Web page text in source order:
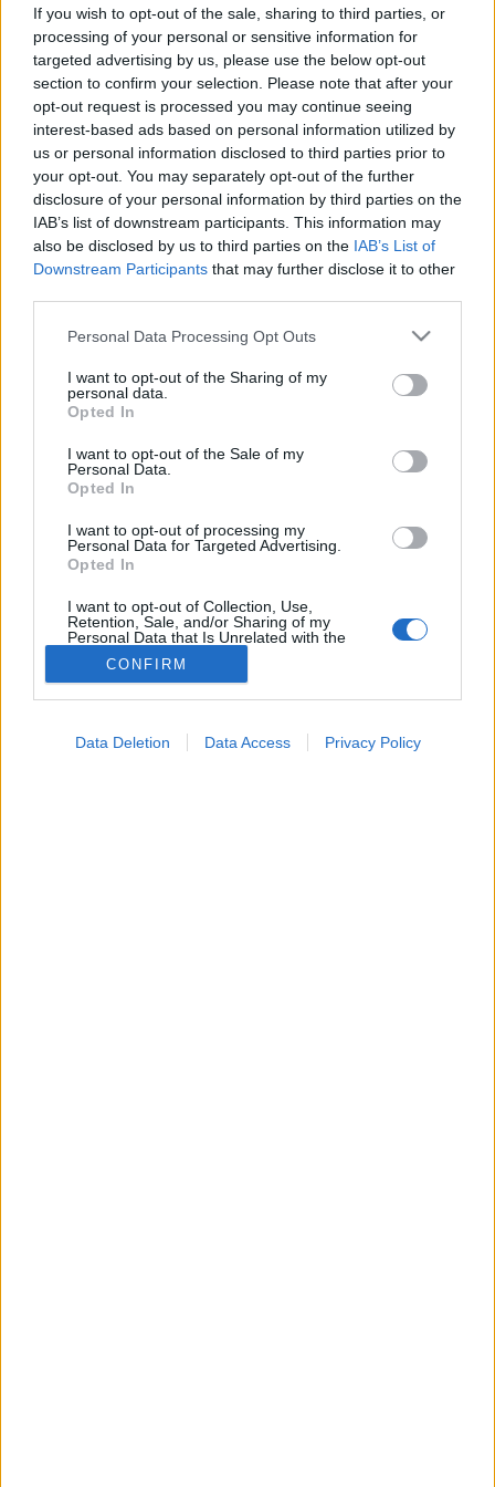
If you wish to opt-out of the sale, sharing to third parties, or
processing of your personal or sensitive information for
targeted advertising by us, please use the below opt-out
section to confirm your selection. Please note that after your
opt-out request is processed you may continue seeing
interest-based ads based on personal information utilized by
us or personal information disclosed to third parties prior to
your opt-out. You may separately opt-out of the further
disclosure of your personal information by third parties on the
IAB’s list of downstream participants. This information may
also be disclosed by us to third parties on the IAB’s List of
Downstream Participants that may further disclose it to other
Please note that this website/app uses one or more Google
not limited to your visit or usage behaviour. You may click to
grant or deny consent to Google and its third-party tags to
use your data for below specified purposes in below Google
consent section.
Personal Data Processing Opt Outs
I want to opt-out of the Sharing of my
personal data.
Opted In
I want to opt-out of the Sale of my
Personal Data.
Opted In
I want to opt-out of processing my
Personal Data for Targeted Advertising.
Opted In
I want to opt-out of Collection, Use,
Retention, Sale, and/or Sharing of my
Personal Data that Is Unrelated with the
Purposes for which it was collected.
Opted Out
CONFIRM
Data Deletion Data Access Privacy Policy
gyomorszáj tünetei
2026. február 23. 07:04
Küldés Küldés Messengeren